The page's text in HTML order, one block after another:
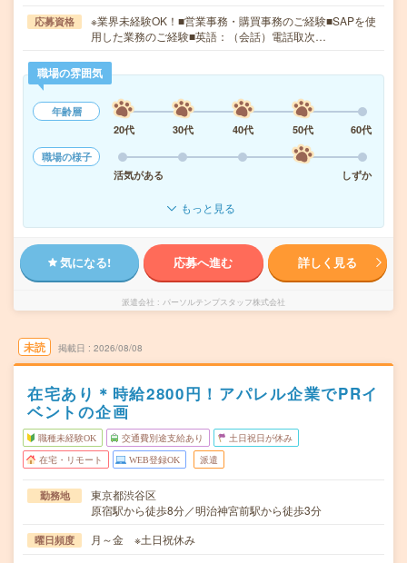
応募資格
※業界未経験OK！■営業事務・購買事務のご経験■SAPを使
用した業務のご経験■英語：（会話）電話取次…
職場の雰囲気
年齢層
20代
30代 40代 50代
60代
職場の様子
活気がある
しずか
もっと見る
気になる! 応募へ進む 詳しく見る
派遣会社 パーソルテンプスタッフ株式会社
未読 掲載日 2026/08/08
在宅あり＊時給2800円！アパレル企業でPRイ
ベントの企画
職種未経験OK 交通費別途支給あり 土日祝日が休み
在宅・リモート WEB登録OK 派遣
勤務地
東京都渋谷区
原宿駅から徒歩8分／明治神宮前駅から徒歩3分
曜日頻度 月～金 ※土日祝休み